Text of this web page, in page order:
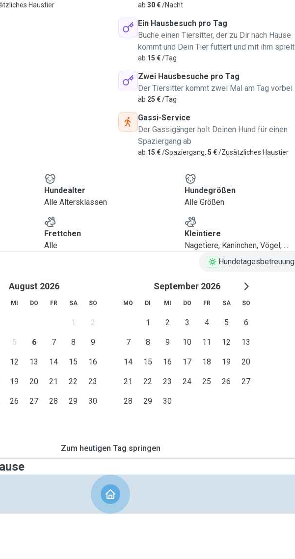
Haustier ab 30 €/Nacht
Ein Hausbesuch pro Tag
Buche einen Tiersitter, der zu Dir nach Hause
kommt und Dein Tier füttert und mit ihm spielt
ab 15 €/Tag
Zwei Hausbesuche pro Tag
Der Tiersitter kommt zwei Mal am Tag vorbei
ab 25 €/Tag
Gassi-Service
Der Gassigänger holt Deinen Hund für einen
Spaziergang ab
ab 15 €/Spaziergang, 5 €/Zusätzliches Haustier
Hundealter
Alle Altersklassen
Hundegrößen
Alle Größen
Frettchen
Alle
Kleintiere
Nagetiere, Kaninchen, Vögel, ...
Hundetagesbetreuung
August 2026
MI DO FR SA SO
1 2
5 6 7 8 9
12 13 14 15 16
19 20 21 22 23
26 27 28 29 30
September 2026
MO DI MI DO FR SA SO
1 2 3 4 5 6
7 8 9 10 11 12 13
14 15 16 17 18 19 20
21 22 23 24 25 26 27
28 29 30
Zum heutigen Tag springen